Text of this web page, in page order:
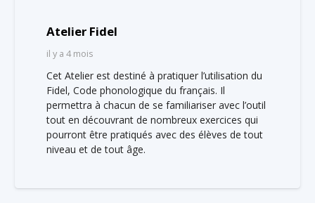
Atelier Fidel
il y a 4 mois
Cet Atelier est destiné à pratiquer l’utilisation du
Fidel, Code phonologique du français. Il
permettra à chacun de se familiariser avec l’outil
tout en découvrant de nombreux exercices qui
pourront être pratiqués avec des élèves de tout
niveau et de tout âge.